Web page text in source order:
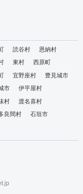
読谷村
恩納村
東村
西原町
宜野座村
豊見城市
市
伊平屋村
村
渡名喜村
良間村
石垣市